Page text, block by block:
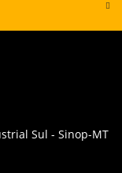
Sul - Sinop-MT